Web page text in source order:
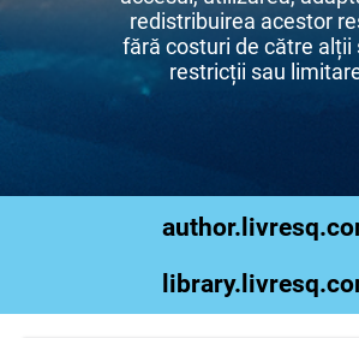
redistribuirea acestor
fără costuri de către alții
restricții sau